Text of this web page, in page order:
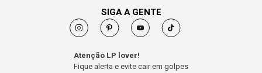
SIGA A GENTE
Atenção LP lover!
Fique alerta e evite cair em golpes